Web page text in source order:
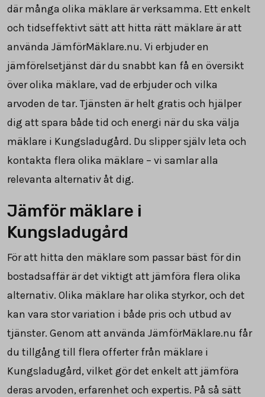
där många olika mäklare är verksamma. Ett enkelt
och tidseffektivt sätt att hitta rätt mäklare är att
använda JämförMäklare.nu. Vi erbjuder en
jämförelsetjänst där du snabbt kan få en översikt
över olika mäklare, vad de erbjuder och vilka
arvoden de tar. Tjänsten är helt gratis och hjälper
dig att spara både tid och energi när du ska välja
mäklare i Kungsladugård. Du slipper själv leta och
kontakta flera olika mäklare – vi samlar alla
relevanta alternativ åt dig.
Jämför mäklare i
Kungsladugård
För att hitta den mäklare som passar bäst för din
bostadsaffär är det viktigt att jämföra flera olika
alternativ. Olika mäklare har olika styrkor, och det
kan vara stor variation i både pris och utbud av
tjänster. Genom att använda JämförMäklare.nu får
du tillgång till flera offerter från mäklare i
Kungsladugård, vilket gör det enkelt att jämföra
deras arvoden, erfarenhet och expertis. På så sätt